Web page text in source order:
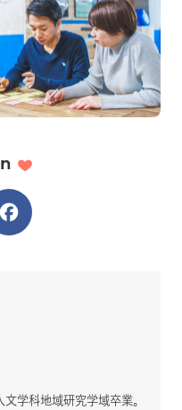
ェアFacebook
学科地域研究学域卒業。